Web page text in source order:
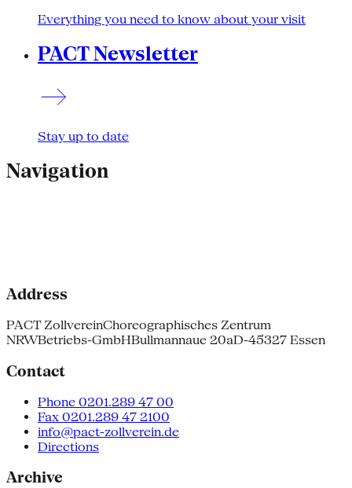
Everything you need to know about your visit
PACT Newsletter
Stay up to date
Navigation
Address
PACT ZollvereinChoreographisches Zentrum
NRWBetriebs-GmbHBullmannaue 20aD-45327 Essen
Contact
Phone 0201.289 47 00
Fax 0201.289 47 2100
info@pact-zollverein.de
Directions
Archive